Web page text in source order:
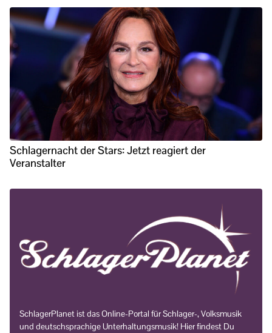
Schlagernacht der Stars: Jetzt reagiert der
Veranstalter
SchlagerPlanet ist das Online-Portal für Schlager-, Volksmusik
und deutschsprachige Unterhaltungsmusik! Hier findest Du